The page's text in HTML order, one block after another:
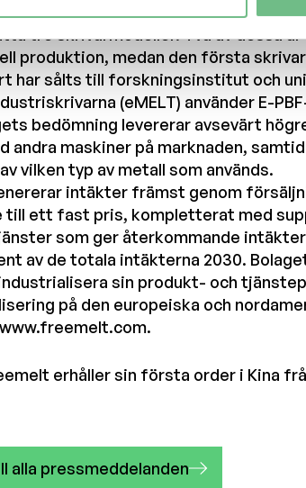
2017 och har sedan dess
tre skrivarmodeller. Två av dessa
produktion, medan den första
har sålts till forskningsinstitut och
(eMELT) använder E-
bedömning levererar avsevärt
andra maskiner på marknaden,
vilken typ av metall som används.
intäkter främst genom
till ett fast pris, kompletterat med
som ger återkommande
av de totala intäkterna 2030.
sin produkt- och
på den europeiska och
www.freemelt.com.
erhåller sin första order i Kina
alla pressmeddelanden